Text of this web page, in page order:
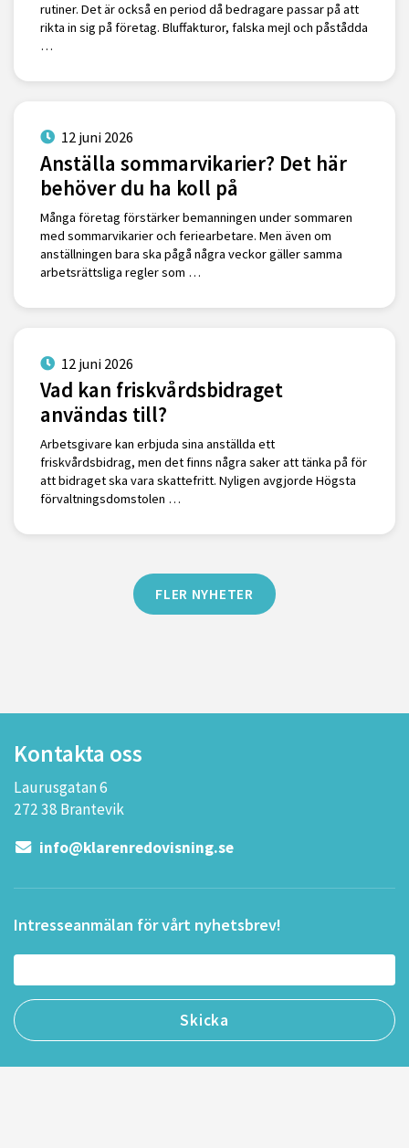
rutiner. Det är också en period då bedragare passar på att
rikta in sig på företag. Bluffakturor, falska mejl och påstådda
…
12 juni 2026
Anställa sommarvikarier? Det här
behöver du ha koll på
Många företag förstärker bemanningen under sommaren
med sommarvikarier och feriearbetare. Men även om
anställningen bara ska pågå några veckor gäller samma
arbetsrättsliga regler som …
12 juni 2026
Vad kan friskvårdsbidraget
användas till?
Arbetsgivare kan erbjuda sina anställda ett
friskvårdsbidrag, men det finns några saker att tänka på för
att bidraget ska vara skattefritt. Nyligen avgjorde Högsta
förvaltningsdomstolen …
FLER NYHETER
Kontakta oss
Laurusgatan 6
272 38 Brantevik
info@klarenredovisning.se
Intresseanmälan för vårt nyhetsbrev!